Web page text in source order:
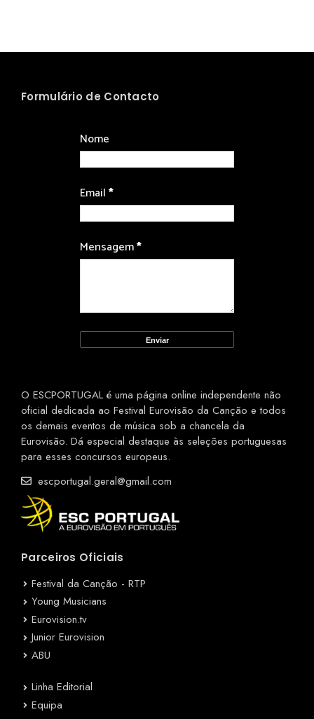
Formulário de Contacto
Nome
Email*
Mensagem*
O ESCPORTUGAL é uma página online independente não
oficial dedicada ao Festival Eurovisão da Canção e todos
os demais eventos de música sob a chancela da
Eurovisão. Dá especial destaque às seleções portuguesas
para esses concursos europeus.
escportugal.geral@gmail.com
Parceiros Oficiais
Festival da Canção - RTP
Young Musicians
Eurovision.tv
Junior Eurovision
ABU
Linha Editorial
Equipa